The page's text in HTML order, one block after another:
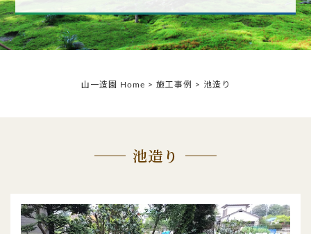
山一造園 Home > 施工事例 > 池造り
池造り